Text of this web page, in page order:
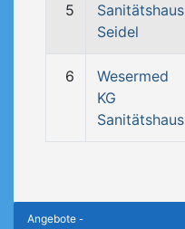
5
Sanitätshaus
Seidel
6
Wesermed
KG
Sanitätshaus
Angebote -